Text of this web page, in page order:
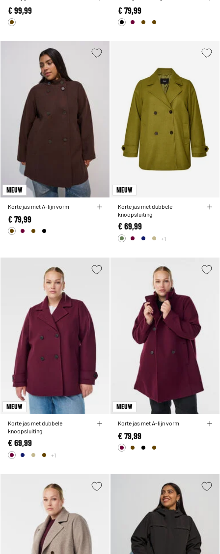
€ 99,99 € 79,99
NIEUW
Korte jas met A-lijn vorm
€ 79,99
NIEUW
Korte jas met dubbele
knoopsluiting
€ 69,99
+1
NIEUW
Korte jas met dubbele
knoopsluiting
€ 69,99
+1
NIEUW
Korte jas met A-lijn vorm
€ 79,99